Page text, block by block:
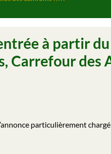
à partir
Carrefour
particulièrement